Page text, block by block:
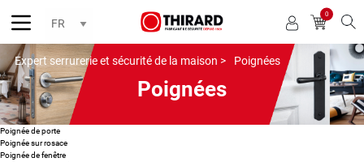
0
Expert serrurerie et sécurité de la maison > Poignées
Poignées
Poignée de porte
Poignée sur rosace
Poignée de fenêtre